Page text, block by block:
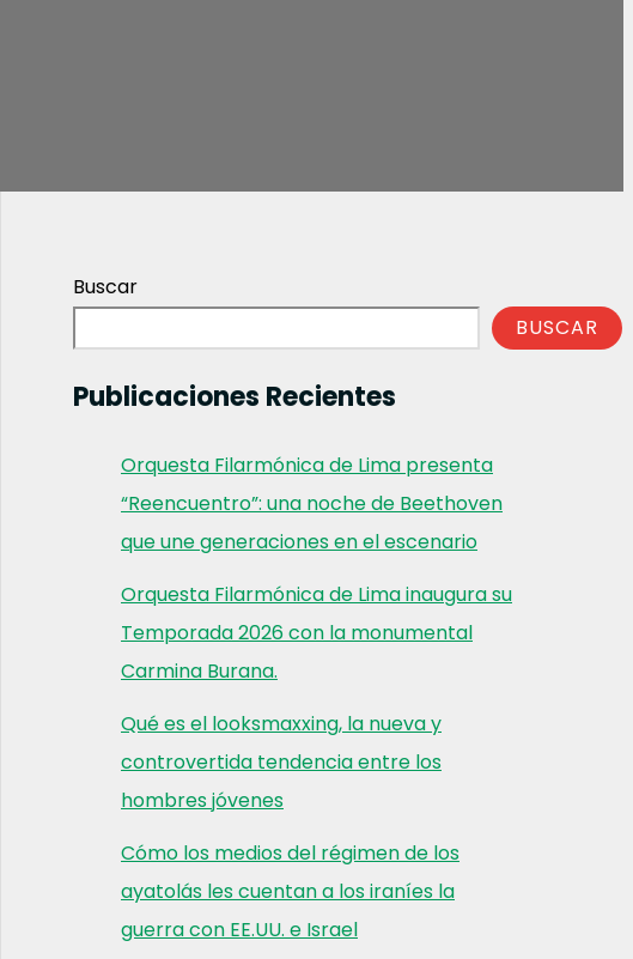
Buscar
BUSCAR
Publicaciones Recientes
Orquesta Filarmónica de Lima presenta
“Reencuentro”: una noche de Beethoven
que une generaciones en el escenario
Orquesta Filarmónica de Lima inaugura su
Temporada 2026 con la monumental
Carmina Burana.
Qué es el looksmaxxing, la nueva y
controvertida tendencia entre los
hombres jóvenes
Cómo los medios del régimen de los
ayatolás les cuentan a los iraníes la
guerra con EE.UU. e Israel